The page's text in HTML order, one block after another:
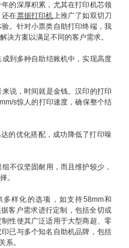
的深厚积累，尤其在打印机芯领
还在票据打印机上推广了如双切刀
。针对小票类自助打印终端，我
决方案以满足不同的客户需求。
到多种自助结账机中，实现高度
说，时间就是金钱。汉印的打印
s惊人的打印速度，确保整个结
的优化搭配，成功降低了打印噪
不仅坚固耐用，而且维护较少，
。
样化的选项，如支持58mm和
客户需求进行定制，包括全切或
性使其广泛适用于大型商超、零
已与多个知名自助机品牌，包括
系。